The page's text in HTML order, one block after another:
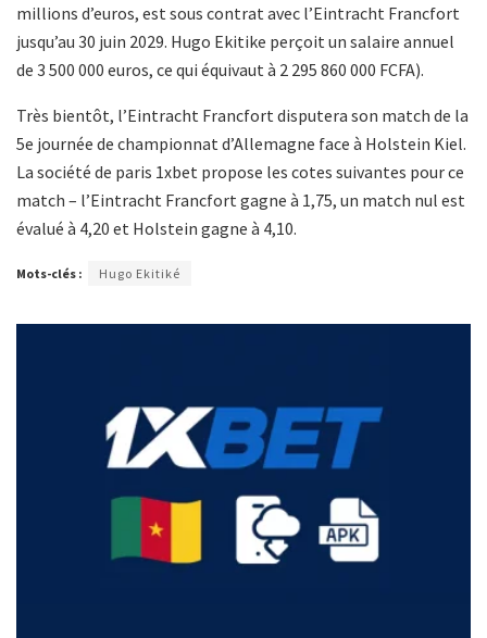
millions d’euros, est sous contrat avec l’Eintracht Francfort
jusqu’au 30 juin 2029. Hugo Ekitike perçoit un salaire annuel
de 3 500 000 euros, ce qui équivaut à 2 295 860 000 FCFA).
Très bientôt, l’Eintracht Francfort disputera son match de la
5e journée de championnat d’Allemagne face à Holstein Kiel.
La société de paris 1xbet propose les cotes suivantes pour ce
match – l’Eintracht Francfort gagne à 1,75, un match nul est
évalué à 4,20 et Holstein gagne à 4,10.
Mots-clés : Hugo Ekitiké